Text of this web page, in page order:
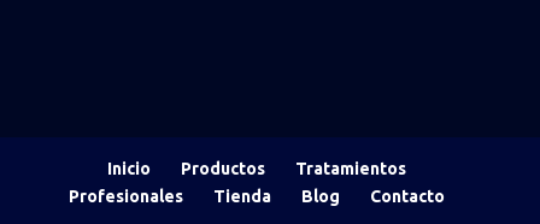
Inicio Productos
Tratamientos
Profesionales
Tienda Blog Contacto